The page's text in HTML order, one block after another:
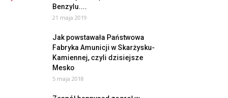
Benzylu....
21 maja 2019
Jak powstawała Państwowa
Fabryka Amunicji w Skarżysku-
Kamiennej, czyli dzisiejsze
Mesko
5 maja 2018